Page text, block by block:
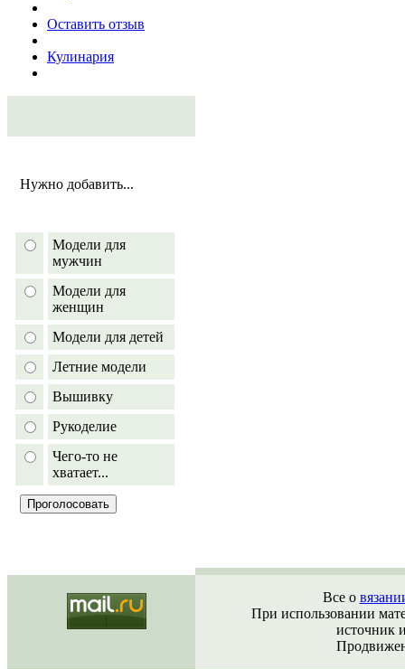
Оставить отзыв
Кулинария
Нужно добавить...
Модели для
мужчин
Модели для
женщин
Модели для детей
Летние модели
Вышивку
Рукоделие
Чего-то не
хватает...
Все о
При использовании
источник